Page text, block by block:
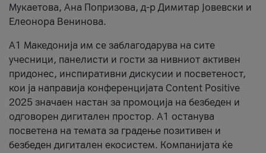
Мукаетова, Ана Попризова, д-р Димитар Јовевски и
Елеонора Венинова.
А1 Македонија им се заблагодарува на сите
учесници, панелисти и гости за нивниот активен
придонес, инспиративни дискусии и посветеност,
кои ја направија конференцијата Content Positive
2025 значаен настан за промоција на безбеден и
одговорен дигитален простор. А1 останува
посветена на темата за градење позитивен и
безбеден дигитален екосистем. Компанијата ќе